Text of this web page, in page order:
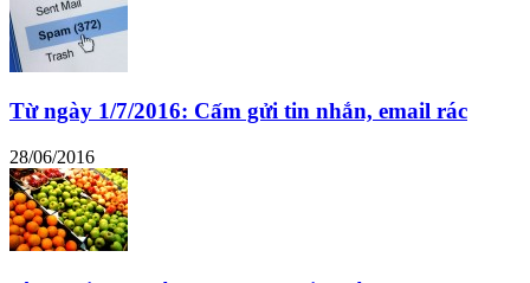
Từ ngày 1/7/2016: Cấm gửi tin nhắn, email rác
28/06/2016